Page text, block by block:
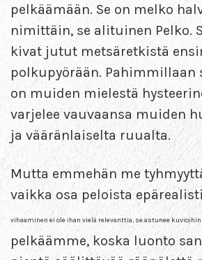
pelkäämään. Se on melko
nimittäin, se alituinen Pelko.
kivat jutut metsäretkistä
polkupyörään. Pahimmillaan
on muiden mielestä
varjelee vauvaansa muiden
ja vääränlaiselta ruualta.
Mutta emmehän me
vaikka osa peloista
vihaaminen ei ole ihan vielä relevanttia, se astunee
pelkäämme, koska luonto